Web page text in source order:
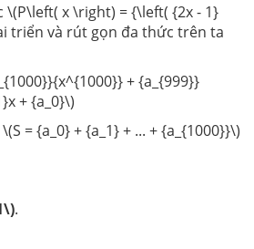
\(P\left( x \right) = {\left( {2x - 1}
triển và rút gọn đa thức trên ta
+ {a_{999}}
+ {a_0}\)
= {a_0} + {a_1} + ... + {a_{1000}}\)
.